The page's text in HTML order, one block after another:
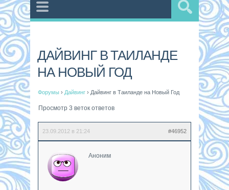
ДАЙВИНГ В ТАИЛАНДЕ
НА НОВЫЙ ГОД
Форумы › Дайвинг › Дайвинг в Таиланде на Новый Год
Просмотр 3 веток ответов
23.09.2012 в 21:24 #46952
Аноним